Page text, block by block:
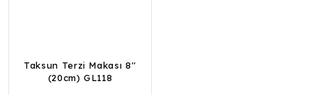
Taksun Terzi Makası 8''
(20cm) GL118